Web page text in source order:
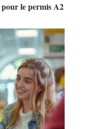
le permis A2